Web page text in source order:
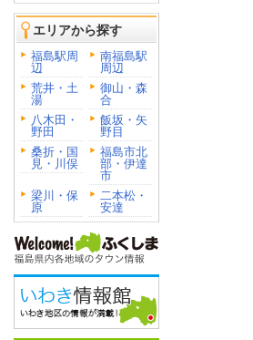
エリアから探す
福島駅周
辺
南福島駅
周辺
荒井・土
湯
御山・森
合
八木田・
野田
飯坂・矢
野目
桑折・国
見・川俣
福島市北
部・伊達
市
梁川・保
原
二本松・
安達